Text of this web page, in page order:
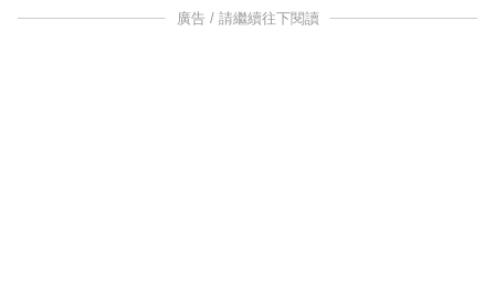
廣告 / 請繼續往下閱讀